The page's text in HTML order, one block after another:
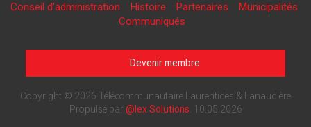
Conseil d'administration Histoire Partenaires
Municipalités
Communiqués
Devenir membre
Copyright © 2026 Télécommunautaire Laurentides & Lanaudière
Propulsé par @lex Solutions 10.05.2026